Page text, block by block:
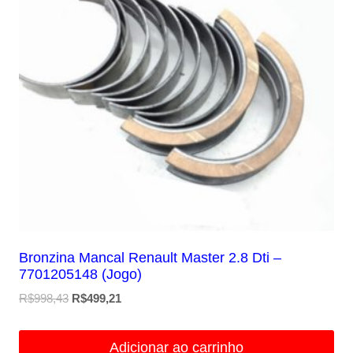
Bronzina Mancal Renault Master 2.8 Dti –
7701205148 (Jogo)
R$998,43 O
R$499,21
Adicionar ao carrinho